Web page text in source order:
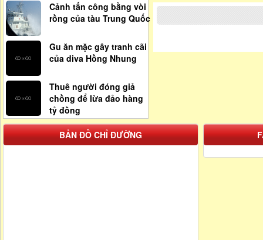
Cảnh tấn công bằng vòi
rồng của tàu Trung Quốc
Gu ăn mặc gây tranh cãi
của diva Hồng Nhung
Thuê người đóng giả
chồng để lừa đảo hàng
tỷ đồng
BẢN ĐỒ CHỈ ĐƯỜNG